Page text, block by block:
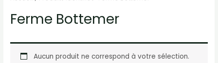
Ferme Bottemer
Aucun produit ne correspond à votre sélection.